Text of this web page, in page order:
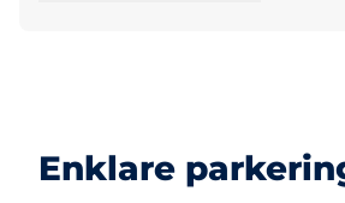
Enklare